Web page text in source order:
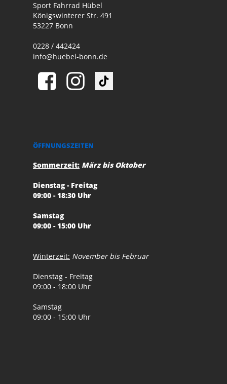
Sport Fahrrad Hübel
Königswinterer Str. 491
53227 Bonn
0228 / 442424
info@huebel-bonn.de
ÖFFNUNGSZEITEN
Sommerzeit: März bis Oktober
Dienstag - Freitag
09:00 - 18:30 Uhr
Samstag
09:00 - 15:00 Uhr
Winterzeit: November bis Februar
Dienstag - Freitag
09:00 - 18:00 Uhr
Samstag
09:00 - 15:00 Uhr